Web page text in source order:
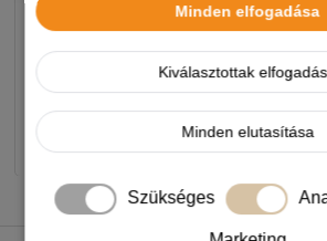
Minden elfogadása
Kiválasztottak
Minden elutasítása
Szükséges
Készleten, várható szállítás 1-3
+
munkanap
-
NEKED